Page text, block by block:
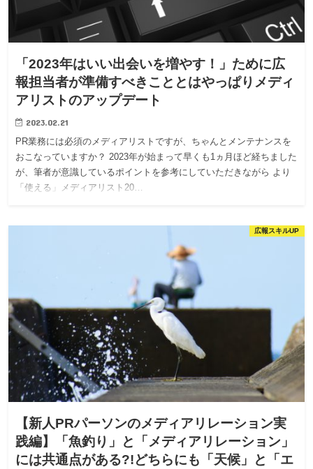
「2023年はいい出会いを増やす！」ために広
報担当者が準備すべきこととはやっぱりメディ
アリストのアップデート
2023.02.21
PR業務には必須のメディアリストですが、ちゃんとメンテナンスを
おこなっていますか？ 2023年が始まって早くも1ヵ月ほど経ちました
が、筆者が意識しているポイントを参考にしていただきながら より
「使える」メディアリスト20…
広報スキルUP
【新人PRパーソンのメディアリレーション実
践編】「魚釣り」と「メディアリレーション」
には共通点がある?!どちらにも「天候」と「エ